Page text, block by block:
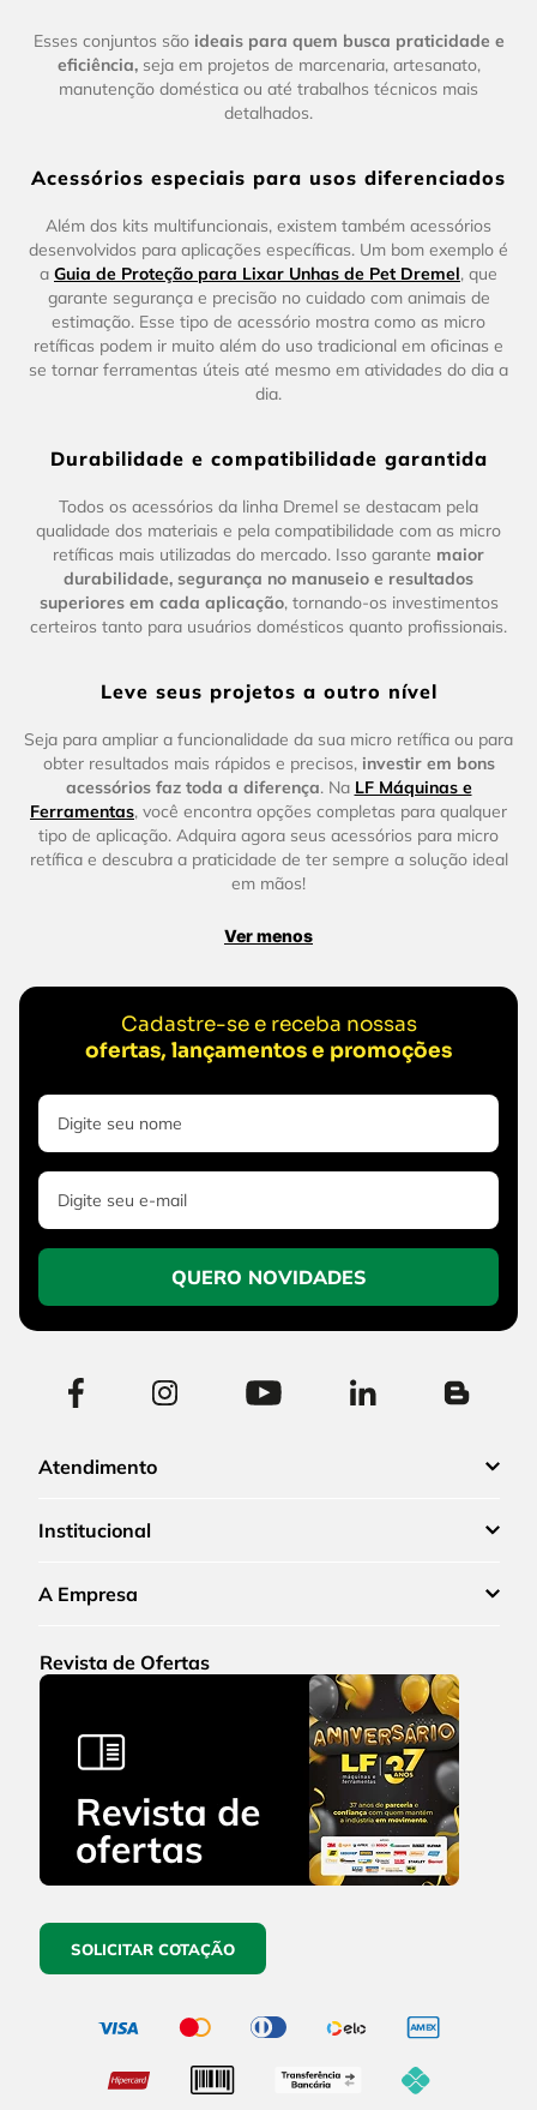
Esses conjuntos são ideais para quem busca praticidade e
eficiência,seja em projetos de marcenaria, artesanato,
manutenção doméstica ou até trabalhos técnicos mais
detalhados.
Acessórios especiais para usos diferenciados
Além dos kits multifuncionais, existem também acessórios
desenvolvidos para aplicações específicas. Um bom exemplo é
a Guia de Proteção para Lixar Unhas de Pet Dremel, que
garante segurança e precisão no cuidado com animais de
estimação. Esse tipo de acessório mostra como as micro
retíficas podem ir muito além do uso tradicional em oficinas e
se tornar ferramentas úteis até mesmo em atividades do dia a
dia.
Durabilidade e compatibilidade garantida
Todos os acessórios da linha Dremel se destacam pela
qualidade dos materiais e pela compatibilidade com as micro
retíficas mais utilizadas do mercado. Isso garante maior
durabilidade, segurança no manuseio e resultados
superiores em cada aplicação, tornando-os investimentos
certeiros tanto para usuários domésticos quanto profissionais.
Leve seus projetos a outro nível
Seja para ampliar a funcionalidade da sua micro retífica ou para
obter resultados mais rápidos e precisos, investir em bons
acessórios faz toda a diferença. Na LF Máquinas e
Ferramentas, você encontra opções completas para qualquer
tipo de aplicação. Adquira agora seus acessórios para micro
retífica e descubra a praticidade de ter sempre a solução ideal
em mãos!
Ver menos
Cadastre-se e receba nossas
ofertas, lançamentos e promoções
QUERO NOVIDADES
Atendimento
Institucional
A Empresa
Revista de Ofertas
SOLICITAR COTAÇÃO